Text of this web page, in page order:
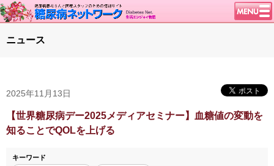
談話室BBS
糖尿病のきほん
特集・連載
腎臓の健康道
ニュース
2025年11月13日
【世界糖尿病デー2025メディアセミナー】血糖値の変動を
知ることでQOLを上げる
キーワード